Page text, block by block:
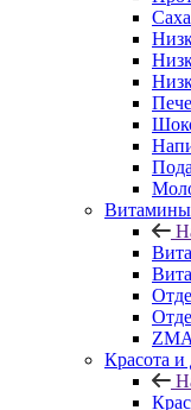
ZMA
Красота и